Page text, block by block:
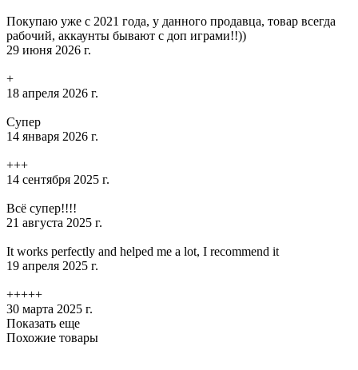
Покупаю уже с 2021 года, у данного продавца, товар всегда
рабочий, аккаунты бывают с доп играми!!))
29 июня 2026 г.
+
18 апреля 2026 г.
Супер
14 января 2026 г.
+++
14 сентября 2025 г.
Всё супер!!!!
21 августа 2025 г.
It works perfectly and helped me a lot, I recommend it
19 апреля 2025 г.
+++++
30 марта 2025 г.
Показать еще
Похожие товары